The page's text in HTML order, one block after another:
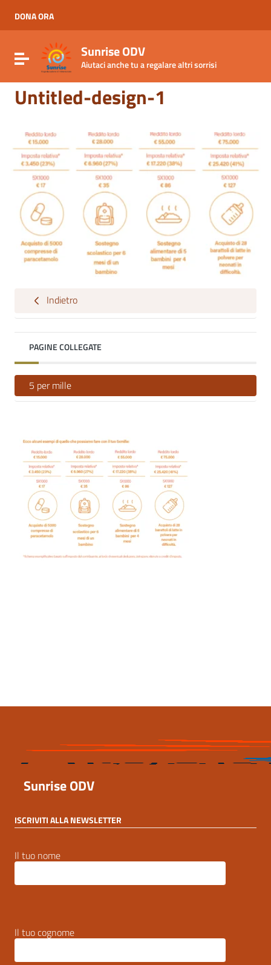
Vai al menu di navigazione
Vai al footer
DONA ORA
Attiva / disattiva la navigazione
Sunrise ODV
Aiutaci anche tu a regalare altri sorrisi
Untitled-design-1
Indietro
PAGINE COLLEGATE
5 per mille
Sunrise ODV
ISCRIVITI ALLA NEWSLETTER
Il tuo nome
Il tuo cognome